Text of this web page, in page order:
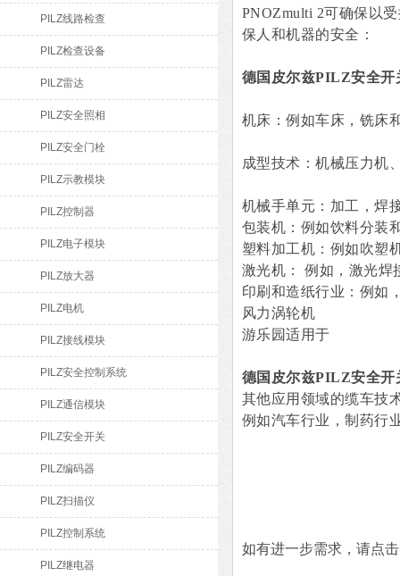
PILZ线路检查
PILZ检查设备
PILZ雷达
PILZ安全照相
PILZ安全门栓
PILZ示教模块
PILZ控制器
PILZ电子模块
PILZ放大器
PILZ电机
PILZ接线模块
PILZ安全控制系统
PILZ通信模块
PILZ安全开关
PILZ编码器
PILZ扫描仪
PILZ控制系统
PILZ继电器
PNOZmulti 2可确保以
保人和机器的安全：
德国皮尔兹PILZ安全开
机床：例如车床，铣床
成型技术：机械压力机
机械手单元：加工，焊
包装机：例如饮料分装
塑料加工机：例如吹塑
激光机： 例如，激光焊
印刷和造纸行业：例如
风力涡轮机
游乐园适用于
德国皮尔兹PILZ安全开
其他应用领域的缆车技
例如汽车行业，制药行
如有进一步需求，请点